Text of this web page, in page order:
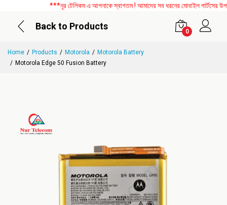
***নূর টেলিকম এ আপনাকে স্বাগতম ! আমাদের সব ধরনের মোবাইল পার্টসের উপর
Back to Products
0
Home Products Motorola
Motorola Battery
Motorola Edge 50 Fusion Battery